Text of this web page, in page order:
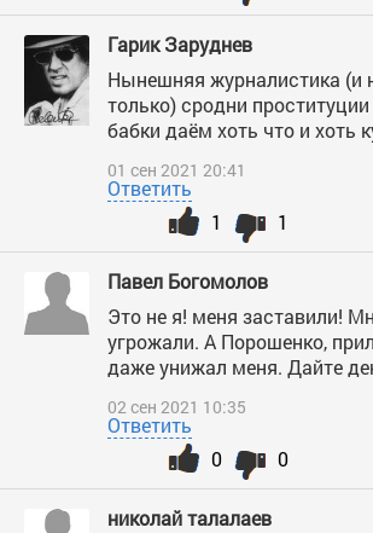
Гарик Заруднев
Нынешняя журналистика (и
только) сродни проституции
бабки даём хоть что и хоть
01 сен 2021 20:41
Ответить
1
1
Павел Богомолов
Это не я! меня заставили!
угрожали. А Порошенко,
даже унижал меня. Дайте
02 сен 2021 10:35
Ответить
0
0
николай талалаев